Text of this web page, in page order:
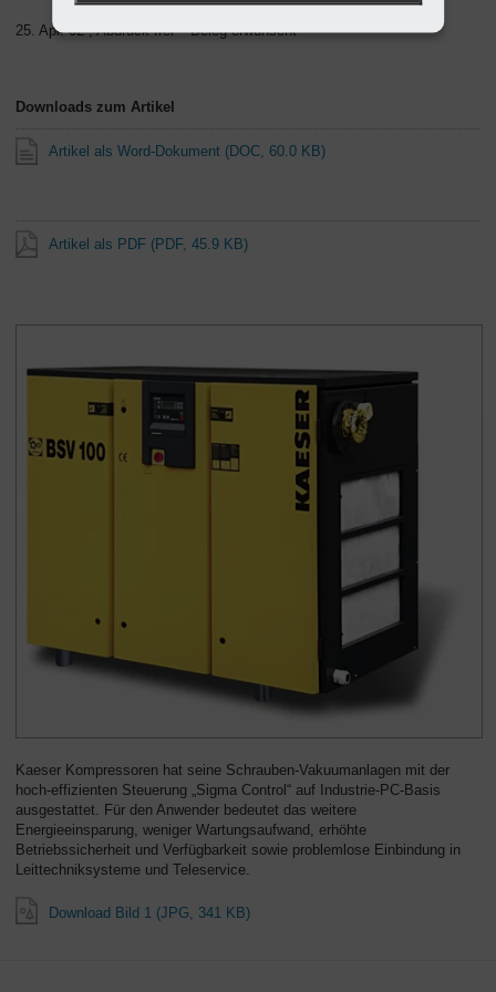
25. Apr. 02 , Abdruck frei – Beleg erwünscht
Downloads zum Artikel
Artikel als Word-Dokument (DOC, 60.0 KB)
Artikel als PDF (PDF, 45.9 KB)
Kaeser Kompressoren hat seine Schrauben-Vakuumanlagen mit der
hoch-effizienten Steuerung „Sigma Control“ auf Industrie-PC-Basis
ausgestattet. Für den Anwender bedeutet das weitere
Energieeinsparung, weniger Wartungsaufwand, erhöhte
Betriebssicherheit und Verfügbarkeit sowie problemlose Einbindung in
Leittechniksysteme und Teleservice.
Download Bild 1 (JPG, 341 KB)